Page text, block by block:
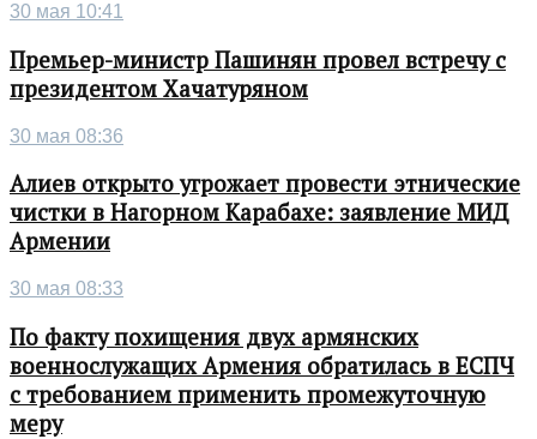
30 мая 10:41
Премьер-министр Пашинян провел встречу с
президентом Хачатуряном
30 мая 08:36
Алиев открыто угрожает провести этнические
чистки в Нагорном Карабахе: заявление МИД
Армении
30 мая 08:33
По факту похищения двух армянских
военнослужащих Армения обратилась в ЕСПЧ
с требованием применить промежуточную
меру